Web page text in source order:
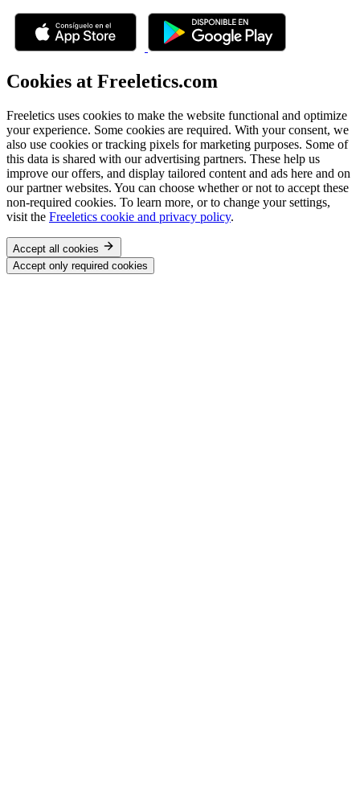
Cookies at Freeletics.com
Freeletics uses cookies to make the website functional and optimize
your experience. Some cookies are required. With your consent, we
also use cookies or tracking pixels for marketing purposes. Some of
this data is shared with our advertising partners. These help us
improve our offers, and display tailored content and ads here and on
our partner websites. You can choose whether or not to accept these
non-required cookies. To learn more, or to change your settings,
visit the Freeletics cookie and privacy policy.
Accept all cookies
Accept only required cookies